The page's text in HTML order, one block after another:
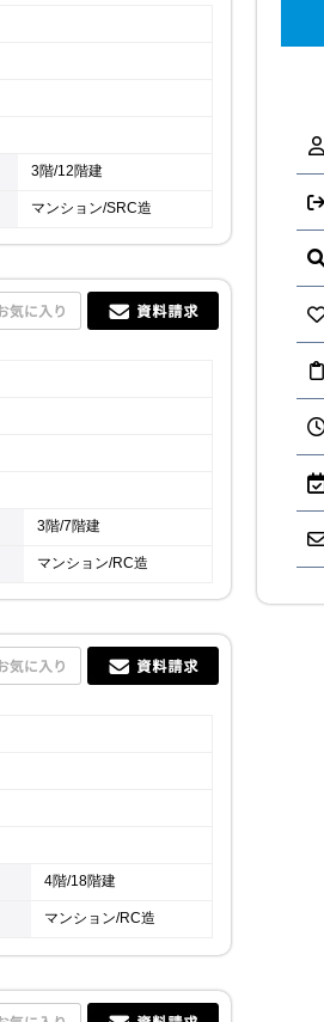
3階/12階建
マンション/SRC造
3階/7階建
マンション/RC造
4階/18階建
マンション/RC造